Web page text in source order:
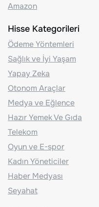
Amazon
Hisse Kategorileri
Ödeme Yöntemleri
Sağlık ve İyi Yaşam
Yapay Zeka
Otonom Araçlar
Medya ve Eğlence
Hazır Yemek Ve Gıda
Telekom
Oyun ve E-spor
Kadın Yöneticiler
Haber Medyası
Seyahat